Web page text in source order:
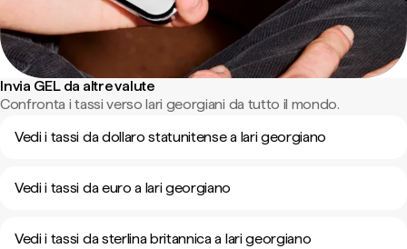
Invia GEL da altre valute
Confronta i tassi verso lari georgiani da tutto il mondo.
Vedi i tassi da dollaro statunitense a lari georgiano
Vedi i tassi da euro a lari georgiano
Vedi i tassi da sterlina britannica a lari georgiano